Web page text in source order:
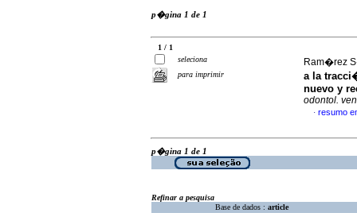
p�gina 1 de 1
1 / 1
seleciona
para imprimir
Ram�rez
a la
nuevo y
odontol.
· resumo
p�gina 1 de 1
Refinar a pesquisa
Base de dados : article